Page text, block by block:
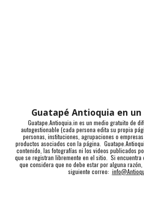
Guatapé Antioquia en un
Guatape.Antioquia.in es un medio gratuito de
autogestionable (cada persona edita su propia
personas, instituciones, agrupaciones o
productos asociados con la página.
contenido, las fotografías ni los videos publicados
que se registran libremente en el sitio. Si encuentra
que considera que no debe estar por alguna
siguiente correo: